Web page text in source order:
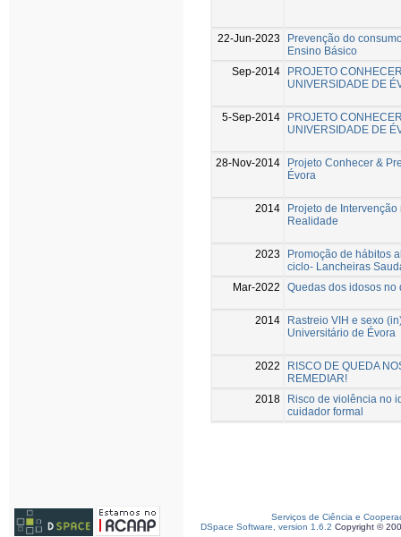
22-Jun-2023
Prevenção do
Ensino Básico
Sep-2014
PROJETO
UNIVERSIDADE DE
5-Sep-2014
PROJETO
UNIVERSIDADE DE
28-Nov-2014
Projeto Conhecer &
Évora
2014
Projeto de
Realidade
2023
Promoção de hábitos
ciclo- Lancheiras
Mar-2022
Quedas dos idosos no
2014
Rastreio VIH e sexo
Universitário de Évora
2022
RISCO DE QUEDA
REMEDIAR!
2018
Risco de violência no
cuidador formal
Serviços de Ciência e
DSpace Software, version 1.6.2 Copyright ©